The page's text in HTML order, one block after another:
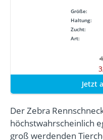
Größe:
Haltung:
Zucht:
Art:
Jetzt
Der Zebra
höchstwahrscheinlich
groß werdenden